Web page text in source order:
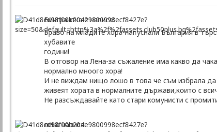
Емигрантка 2 написа:
Браво на младите хора-напуснали България в
хубавите
години!
В отговор на Лена-за съжаление има какво да
нормално мноого хора!
И не виждам нищо лошо в това че съм избрала
живеят хората в нормалните държави,които с
Не разсъждавайте като стари комунисти с
лена написа: